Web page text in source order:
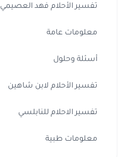
تفسير الأحلام فهد العصيمي
معلومات عامة
أسئلة وحلول
تفسير الأحلام لابن شاهين
تفسير الاحلام للنابلسي
معلومات طبية